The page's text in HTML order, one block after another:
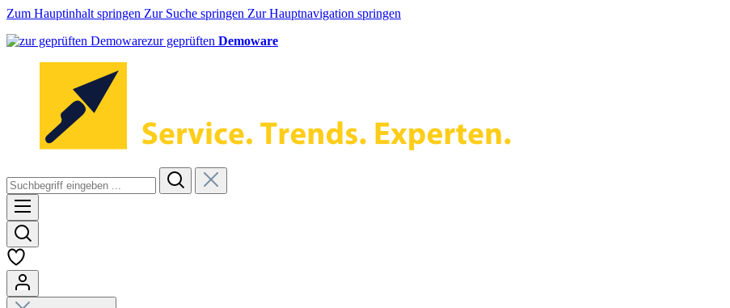
Zum Hauptinhalt springen Zur Suche springen Zur Hauptnavigation springen
zur geprüften Demoware